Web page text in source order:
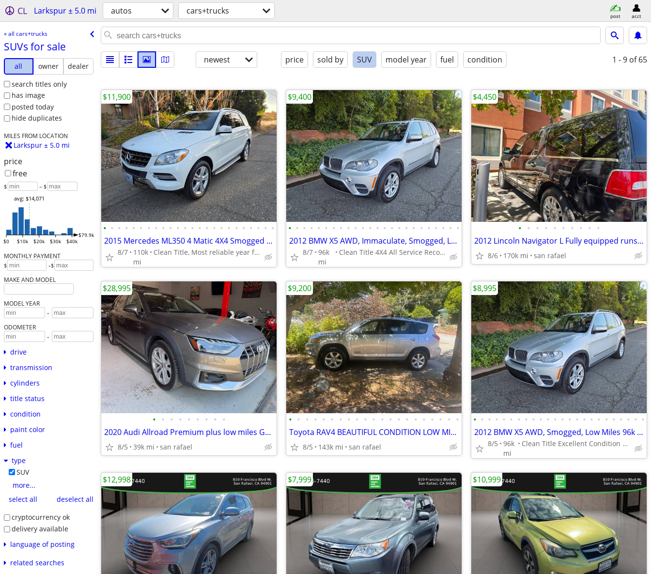
CL Larkspur ± 5.0 mi autos cars+trucks post acct
« all cars+trucks
SUVs for sale
all owner
dealer
search titles only
has image
posted today
hide duplicates
MILES FROM LOCATION
Larkspur ± 5.0 mi
price
free
$ – $
$0 $10k $20k $30k $40k
$79.9k
avg: $14,071
MONTHLY PAYMENT
$ -$
MAKE AND MODEL
MODEL YEAR
-
ODOMETER
-
drive
transmission
cylinders
title status
condition
paint color
fuel
type
SUV
more...
select all
deselect all
cryptocurrency ok
delivery available
language of posting
related searches
newest price sold by SUV model year fuel condition 1 - 9 of 65
• • • • • • • • • • • • • • • • • • • • • • • •
2015 Mercedes ML350 4 Matic 4X4 Smogged Clean Title No Accidents
8/7
110k
mi
Clean Title, Most reliable year for the Mercedes-Benz ML 350
$11,900
• • • • • • • • • • • • • • • • • • • • • • • •
2012 BMW X5 AWD, Immaculate, Smogged, Low Miles 96k Mi
8/7 96k
mi
Clean Title 4X4 All Service Records From New
$9,400
• • • • • • • • • •
2012 Lincoln Navigator L Fully equipped runs excellent 4x4 clean title
8/6 170k mi san rafael
$4,450
• • • • • • • • •
2020 Audi Allroad Premium plus low miles Great shape
8/5 39k mi san rafael
$28,995
• • • • • • • • • • • • • • • • • • • • •
Toyota RAV4 BEAUTIFUL CONDITION LOW MILES
8/5 143k mi san rafael
$9,200
• • • • • • • • • • • • • • • • • • • • • • • •
2012 BMW X5 AWD, Smogged, Low Miles 96k Mi
8/5
96k
mi
Clean Title Excellent Condition 4X4 Very Reliable 6 Cyl.
$8,995
$12,998 $7,999 $10,999